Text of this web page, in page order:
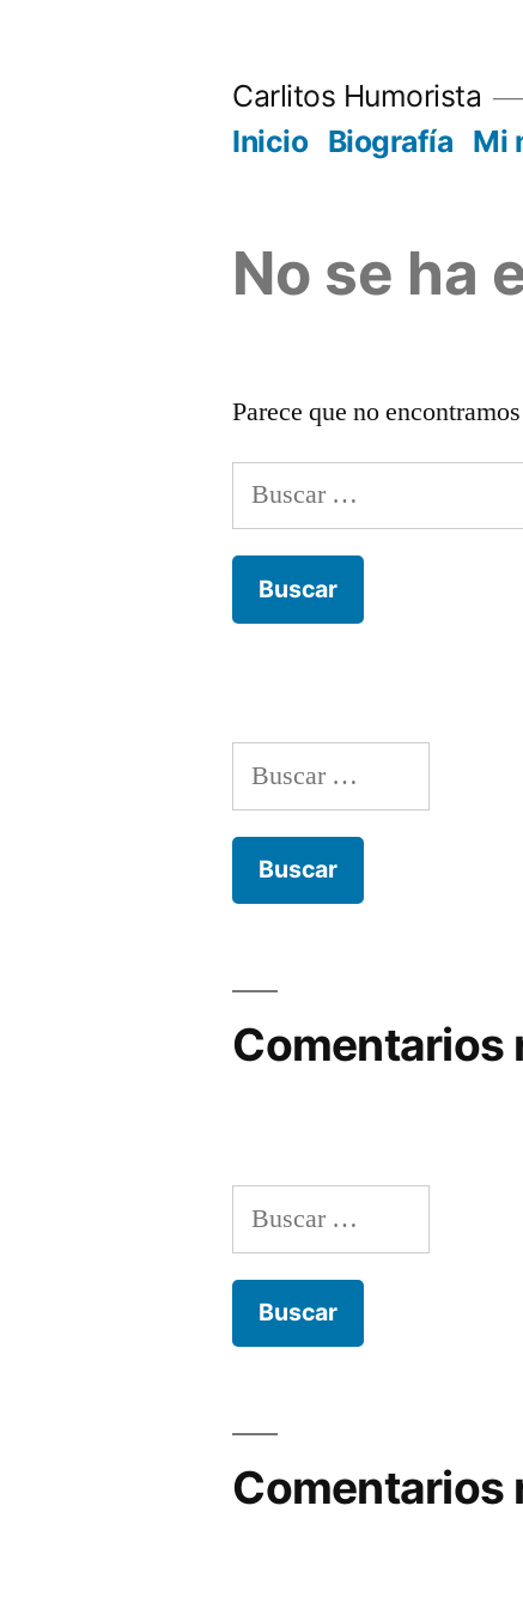
Carlitos Humorista
Inicio Biografía Mi
No se ha
Parece que no
Buscar:
Buscar:
Comentarios
Buscar:
Comentarios